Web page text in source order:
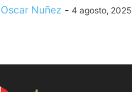
Oscar Nuñez - 4 agosto, 2025